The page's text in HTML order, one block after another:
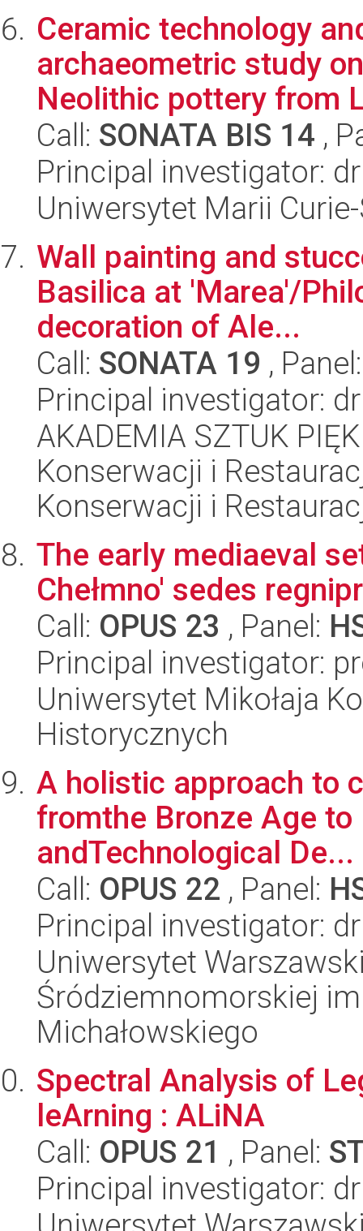
Ceramic technology
archaeometric study
Neolithic pottery from
Call: SONATA BIS 14 ,
Principal investigator:
Uniwersytet Marii
Wall painting and
Basilica at 'Marea'/
decoration of Ale...
Call: SONATA 19 ,
Principal investigator:
AKADEMIA SZTUK
Konserwacji i
Konserwacji i
The early mediaeval
Chełmno' sedes
Call: OPUS 23 , Panel:
Principal investigator:
Uniwersytet Mikołaja
Historycznych
A holistic approach to
fromthe Bronze Age
andTechnological De...
Call: OPUS 22 , Panel:
Principal investigator:
Uniwersytet
Śródziemnomorskiej
Michałowskiego
Spectral Analysis of
leArning : ALiNA
Call: OPUS 21 , Panel:
Principal investigator: